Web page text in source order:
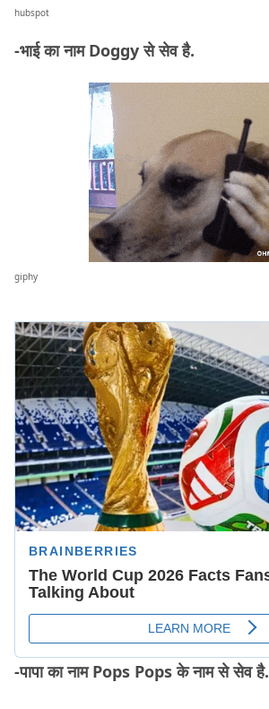
hubspot
-भाई का नाम Doggy से सेव है.
giphy
-पापा का नाम Pops Pops के नाम से सेव है.